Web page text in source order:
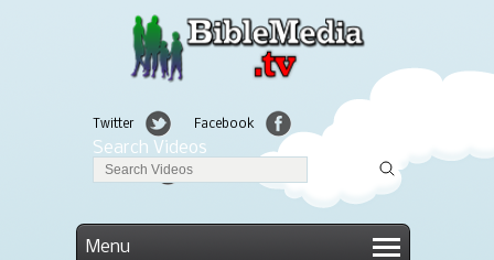
Twitter Facebook
Linkedin
Search Videos
Menu